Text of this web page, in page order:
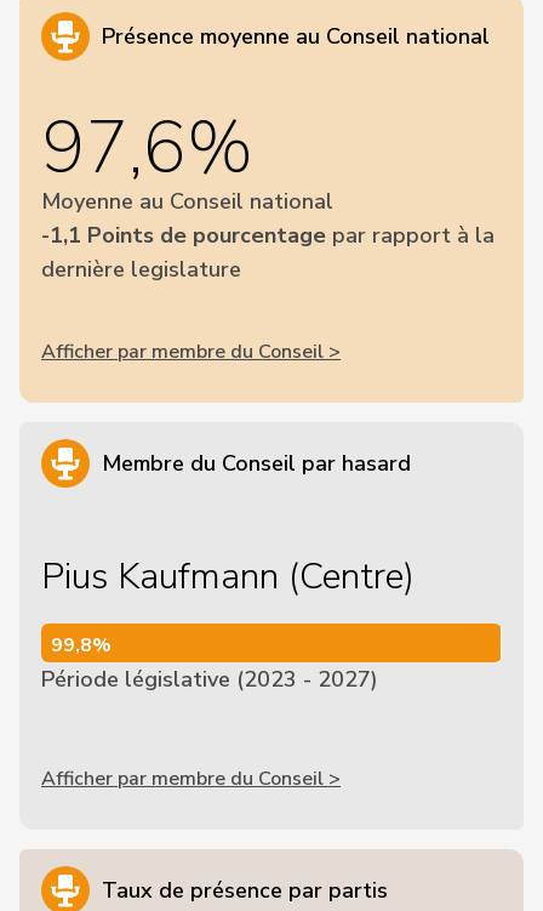
Présence moyenne au Conseil national
97,6%
Moyenne au Conseil national
-1,1 Points de pourcentage par rapport à la
dernière legislature
Afficher par membre du Conseil >
Membre du Conseil par hasard
Pius Kaufmann (Centre)
99,8%
99,8%
Période législative (2023 - 2027)
Afficher par membre du Conseil >
Taux de présence par partis